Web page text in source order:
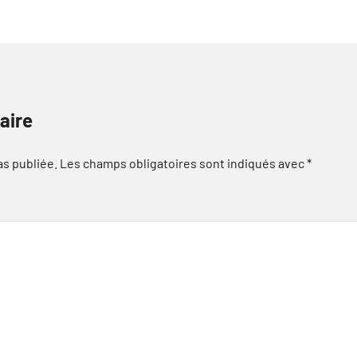
publiée. Les champs obligatoires sont indiqués avec*